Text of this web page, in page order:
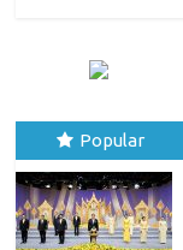
Popular